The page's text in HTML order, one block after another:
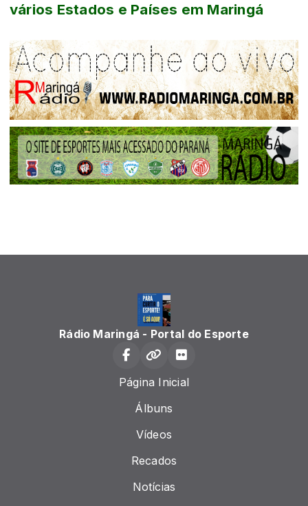
vários Estados e Países em Maringá
Rádio Maringá - Portal do Esporte
Página Inicial
Álbuns
Vídeos
Recados
Notícias